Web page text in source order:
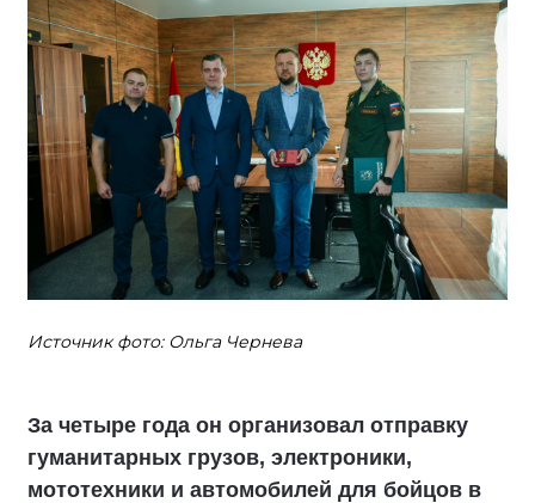
Источник фото: Ольга Чернева
За четыре года он организовал отправку
гуманитарных грузов, электроники,
мототехники и автомобилей для бойцов в